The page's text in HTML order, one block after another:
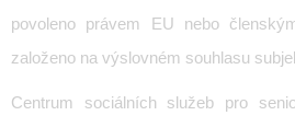
povoleno právem EU nebo
založeno na výslovném souhlasu
Centrum sociálních služeb pro